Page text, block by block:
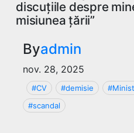
discuțiile despre
misiunea țării”
Byadmin
nov. 28, 2025
#CV #demisie
#scandal